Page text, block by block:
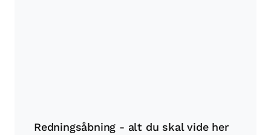
Redningsåbning - alt du skal vide her